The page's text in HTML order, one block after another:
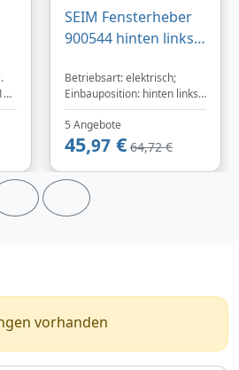
SEIM Fensterheber
900544 hinten links
für BMW 7140589
51357140589
Betriebsart: elektrisch;
Einbauposition: hinten links;
Ergänzungsartikel /
Ergänzende Info: ohne
Elektromotor; Türenanzahl:
5 Angebote
45,97 € 64,72 €
vorhanden